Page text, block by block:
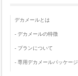
デカメールとは
- デカメールの特徴
- プランについて
- 専用デカメールパッケージ